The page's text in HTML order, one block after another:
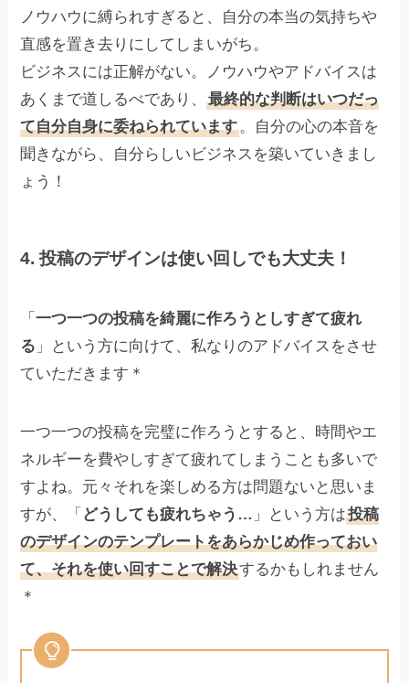
ノウハウに縛られすぎると、自分の本当の気持ちや
直感を置き去りにしてしまいがち。
ビジネスには正解がない。ノウハウやアドバイスは
あくまで道しるべであり、最終的な判断はいつだっ
て自分自身に委ねられています。自分の心の本音を
聞きながら、自分らしいビジネスを築いていきまし
ょう！
4. 投稿のデザインは使い回しでも大丈夫！
「一つ一つの投稿を綺麗に作ろうとしすぎて疲れ
る 」という方に向けて、私なりのアドバイスをさせ
ていただきます＊
一つ一つの投稿を完璧に作ろうとすると、時間やエ
ネルギーを費やしすぎて疲れてしまうことも多いで
すよね。元々それを楽しめる方は問題ないと思いま
すが、「 どうしても疲れちゃう… 」という方は投稿
のデザインのテンプレートをあらかじめ作っておい
て、それを使い回すことで解決するかもしれません
＊